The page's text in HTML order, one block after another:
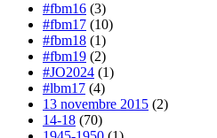
#fbm16 (3)
#fbm17 (10)
#fbm18 (1)
#fbm19 (2)
#JO2024 (1)
#lbm17 (4)
13 novembre 2015 (2)
14-18 (70)